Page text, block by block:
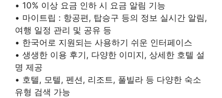
• 10% 이상 요금 인하 시 요금 알림 기능
• 마이트립 : 항공편, 탑승구 등의 정보 실시간 알림,
여행 일정 관리 및 공유 등
• 한국어로 지원되는 사용하기 쉬운 인터페이스
• 생생한 이용 후기, 다양한 이미지, 상세한 호텔 설
명 제공
• 호텔, 모텔, 펜션, 리조트, 풀빌라 등 다양한 숙소
유형 검색 가능